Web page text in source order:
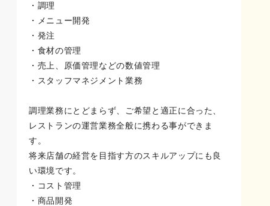
・調理
・メニュー開発
・発注
・食材の管理
・売上、原価管理などの数値管理
・スタッフマネジメント業務
調理業務にとどまらず、ご希望と適正に合った、
レストランの運営業務全般に携わる事ができま
す。
将来店舗の経営を目指す方のスキルアップにも良
い環境です。
・コスト管理
・商品開発